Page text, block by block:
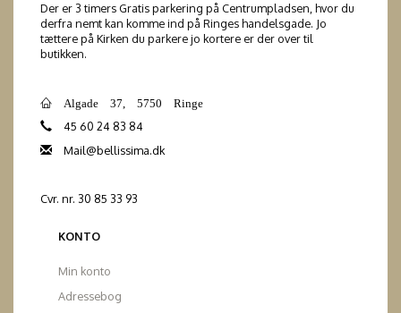
Der er 3 timers Gratis parkering på Centrumpladsen, hvor du
derfra nemt kan komme ind på Ringes handelsgade. Jo
tættere på Kirken du parkere jo kortere er der over til
butikken.
Algade 37, 5750 Ringe
45 60 24 83 84
Mail@bellissima.dk
Cvr. nr. 30 85 33 93
KONTO
Min konto
Adressebog